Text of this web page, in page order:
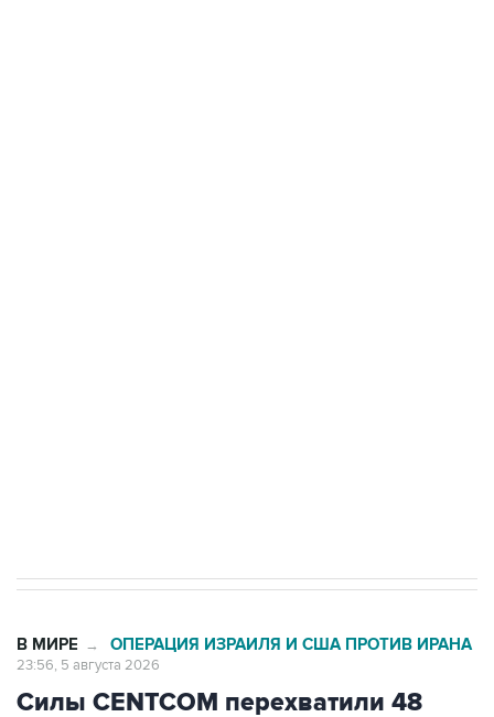
В МИРЕ → ОПЕРАЦИЯ ИЗРАИЛЯ И США ПРОТИВ ИРАНА
23:56, 5 августа 2026
Силы CENTCOM перехватили 48